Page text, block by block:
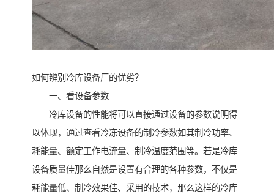
如何辨别冷库设备厂的优劣？
一、看设备参数
冷库设备的性能将可以直接通过设备的参数说明得
以体现，通过查看冷冻设备的制冷参数如其制冷功率、
耗能量、额定工作电流量、制冷温度范围等。若是冷库
设备质量佳那么自然是设置有合理的各种参数，不仅是
耗能量低、制冷效果佳、采用的技术，那么这样的冷库